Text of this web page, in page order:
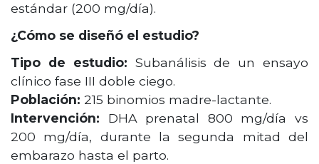
estándar (200 mg/día).
¿Cómo se diseñó el estudio?
Tipo de estudio: Subanálisis de un ensayo
clínico fase III doble ciego.
Población: 215 binomios madre-lactante.
Intervención: DHA prenatal 800 mg/día vs
200 mg/día, durante la segunda mitad del
embarazo hasta el parto.